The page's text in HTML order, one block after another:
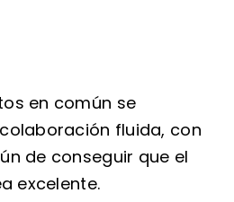
en común se
fluida, con
de conseguir que el
excelente.